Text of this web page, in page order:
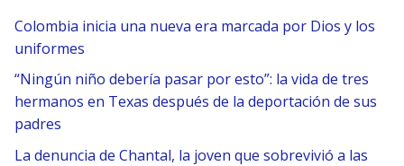
Colombia inicia una nueva era marcada por Dios y los
uniformes
“Ningún niño debería pasar por esto”: la vida de tres
hermanos en Texas después de la deportación de sus
padres
La denuncia de Chantal, la joven que sobrevivió a las